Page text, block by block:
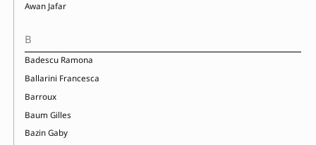
Awan Jafar
B
Badescu Ramona
Ballarini Francesca
Barroux
Baum Gilles
Bazin Gaby